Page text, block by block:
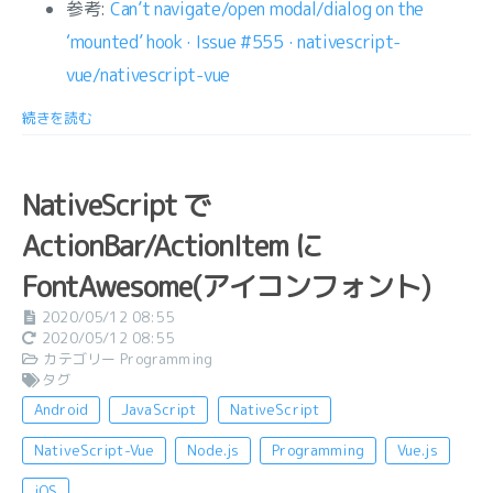
参考: Can’t navigate/open modal/dialog on the
‘mounted’ hook · Issue #555 · nativescript-
vue/nativescript-vue
続きを読む
NativeScript で
ActionBar/ActionItem に
FontAwesome(アイコンフォント)
2020/05/12 08:55
2020/05/12 08:55
カテゴリー Programming
タグ
Android
JavaScript NativeScript
NativeScript-Vue Node.js Programming Vue.js